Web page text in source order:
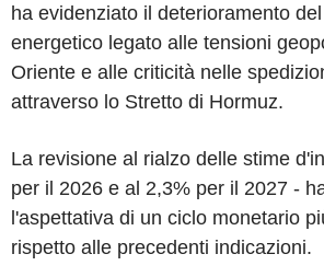
ha evidenziato il deterioramento
energetico legato alle tensioni
Oriente e alle criticità nelle
attraverso lo Stretto di Hormuz.
La revisione al rialzo delle stime
per il 2026 e al 2,3% per il 2027 -
l'aspettativa di un ciclo monetario
rispetto alle precedenti indicazioni.